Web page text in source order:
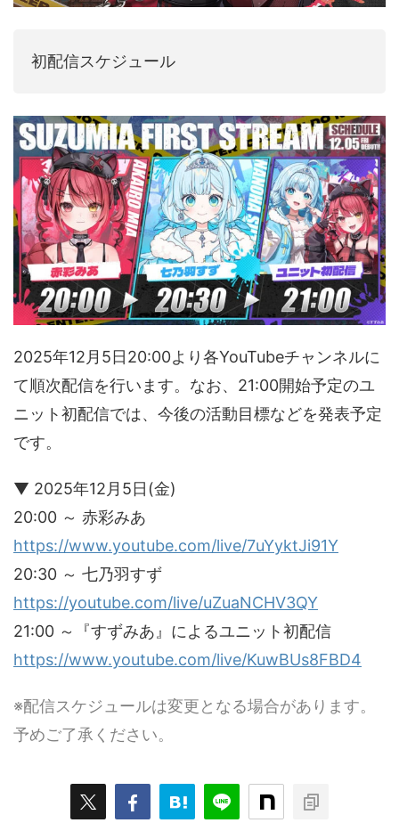
初配信スケジュール
2025年12月5日20:00より各YouTubeチャンネルに
て順次配信を行います。なお、21:00開始予定のユ
ニット初配信では、今後の活動目標などを発表予定
です。
▼ 2025年12月5日(金)
20:00 ～ 赤彩みあ
https://www.youtube.com/live/7uYyktJi91Y
20:30 ～ 七乃羽すず
https://youtube.com/live/uZuaNCHV3QY
21:00 ～『すずみあ』によるユニット初配信
https://www.youtube.com/live/KuwBUs8FBD4
※配信スケジュールは変更となる場合があります。
予めご了承ください。